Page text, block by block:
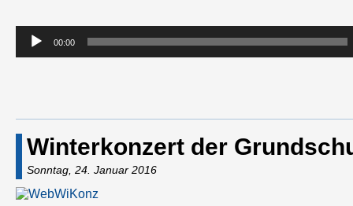
00:00
Winterkonzert der
Sonntag, 24. Januar 2016